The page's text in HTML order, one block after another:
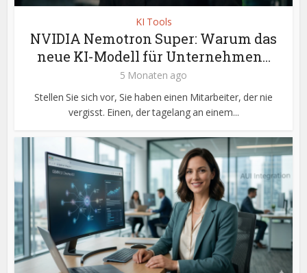
KI Tools
NVIDIA Nemotron Super: Warum das
neue KI-Modell für Unternehmen...
5 Monaten ago
Stellen Sie sich vor, Sie haben einen Mitarbeiter, der nie
vergisst. Einen, der tagelang an einem...